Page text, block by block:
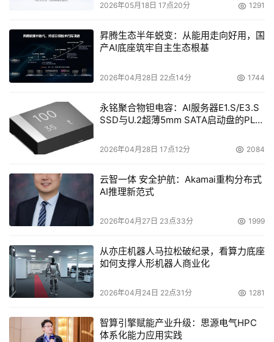
多款云产品免费试用
除了帮助用户优化成本外，阿里云还向开发者们抛出橄榄
供包括ECS、数据库PolarDB、机器学习PAI等在内50款云
产品的免费试用，时长支持1个月、3个月到长期免费，可支
持开发者构建包括在线、大数据类、AI等不同类型应用，并
且支持serverless的开发模式。同时还提供完备的产品文
档、一键部署的技术解决方案、1000多门免费课程，让开
发者“零门槛”体验云服务。
2026年05月18日 17点20分 1291
昇腾生态半年蜕变：从能用走向好用，国
产AI底座筑牢自主生态根基
2026年04月28日 22点14分 1744
永铭聚合物钽电容：AI服务器E1.S/E3.S
SSD与U.2超薄5mm SATA启动盘的PLP
2026年04月28日 17点12分 2084
云智一体 安全护航：Akamai重构分布式
AI推理新范式
2026年04月27日 23点33分 1999
从亦庄机器人马拉松破纪录，看算力底座
如何支撑人形机器人商业化
2026年04月24日 22点31分 1281
智算引擎赋能产业升级：思源电气HPC
体系化能力应用实践